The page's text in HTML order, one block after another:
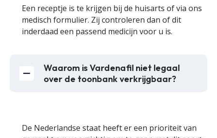
Een receptje is te krijgen bij de huisarts of via ons
medisch formulier. Zij controleren dan of dit
inderdaad een passend medicijn voor u is.
Waarom is Vardenafil niet legaal
over de toonbank verkrijgbaar?
De Nederlandse staat heeft er een prioriteit van